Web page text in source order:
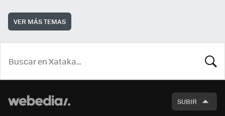
VER MÁS TEMAS
SUBIR